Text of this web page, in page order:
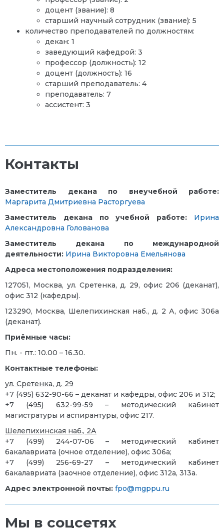
доцент (звание): 8
старший научный сотрудник (звание): 5
количество преподавателей по должностям:
декан: 1
заведующий кафедрой: 3
профессор (должность): 12
доцент (должность): 16
старший преподаватель: 4
преподаватель: 7
ассистент: 3
Контакты
Заместитель декана по внеучебной работе:
Маргарита Дмитриевна Расторгуева
Заместитель декана по учебной работе: Ирина
Александровна Голованова
Заместитель декана по международной
деятельности: Ирина Викторовна Емельянова
Адреса местоположения подразделения:
127051, Москва, ул. Сретенка, д. 29, офис 206 (деканат),
офис 312 (кафедры).
123290, Москва, Шелепихинская наб., д. 2 А, офис 306а
(деканат).
Приёмные часы:
Пн. - пт.: 10.00 – 16.30.
Контактные телефоны:
ул. Сретенка, д. 29
+7 (495) 632-90-66 – деканат и кафедры, офис 206 и 312;
+7 (495) 632-99-59 – методический кабинет
магистратуры и аспирантуры, офис 217.
Шелепихинская наб., 2А
+7 (499) 244-07-06 – методический кабинет
бакалавриата (очное отделение), офис 306а;
+7 (499) 256-69-27 – методический кабинет
бакалавриата (заочное отделение), офис 312а, 313а.
Адрес электронной почты: fpo@mgppu.ru
Мы в соцсетях